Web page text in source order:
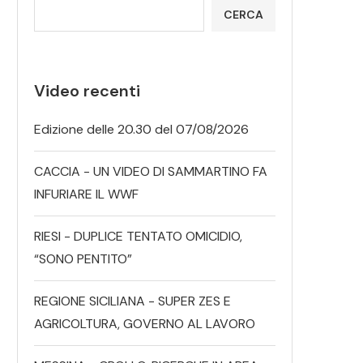
CERCA
Video recenti
Edizione delle 20.30 del 07/08/2026
CACCIA - UN VIDEO DI SAMMARTINO FA
INFURIARE IL WWF
RIESI - DUPLICE TENTATO OMICIDIO,
“SONO PENTITO”
REGIONE SICILIANA - SUPER ZES E
AGRICOLTURA, GOVERNO AL LAVORO